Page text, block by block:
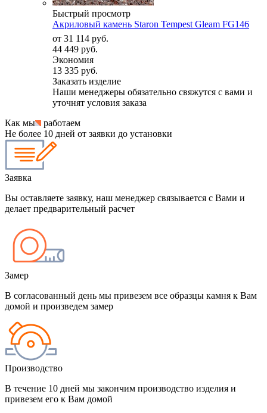
Быстрый просмотр
Акриловый камень Staron Tempest Gleam FG146
от 31 114 руб.
44 449 руб.
Экономия
13 335 руб.
Заказать изделие
Наши менеджеры обязательно свяжутся с вами и
уточнят условия заказа
Как мы
работаем
Не более 10 дней от заявки до установки
Заявка
Вы оставляете заявку, наш менеджер связывается с Вами и
делает предварительный расчет
Замер
В согласованный день мы привезем все образцы камня к Вам
домой и произведем замер
Производство
В течение 10 дней мы закончим производство изделия и
привезем его к Вам домой